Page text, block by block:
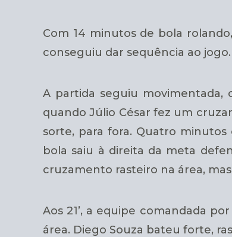
Com 14 minutos de bola
conseguiu dar sequência ao jogo.
A partida seguiu movimentada,
quando Júlio César fez um
sorte, para fora. Quatro minutos
bola saiu à direita da meta
cruzamento rasteiro na área,
Aos 21’, a equipe comandada
área. Diego Souza bateu forte,